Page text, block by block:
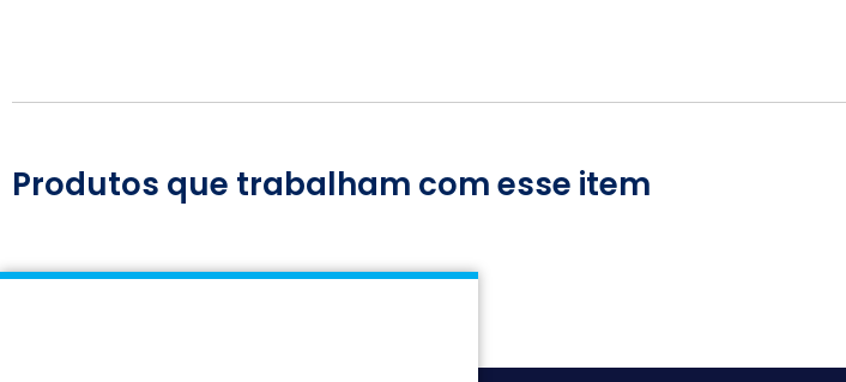
Produtos que trabalham com esse item